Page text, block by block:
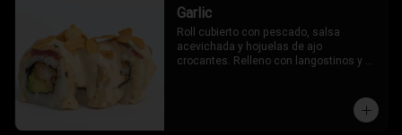
Garlic
Roll cubierto con pescado, salsa
acevichada y hojuelas de ajo
crocantes. Relleno con langostinos y